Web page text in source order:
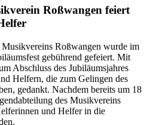
Roßwangen feiert
Musikvereins Roßwangen wurde im
gebührend gefeiert. Mit
Abschluss des Jubiläumsjahres
Helfern, die zum Gelingen des
gedankt. Nachdem bereits um 18
des Musikvereins
und Helfer in die